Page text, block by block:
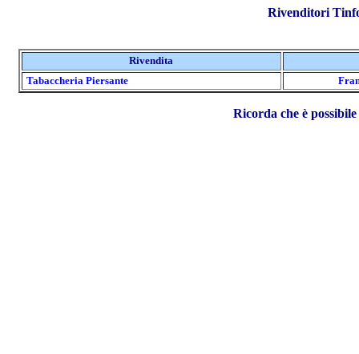
Rivenditori
Rivendita
Tabaccheria Piersante
Ricorda che è